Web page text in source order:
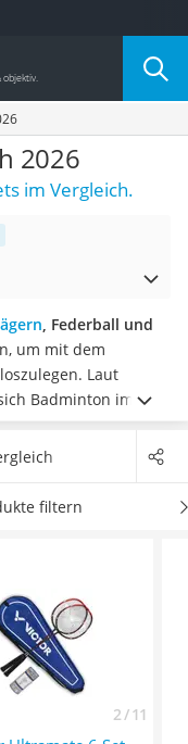
2026
im Vergleich.
, Federball und
um mit dem
Laut
Badminton im
wird dieser
Sie jetzt
Federbällen und
filtern
2 / 11